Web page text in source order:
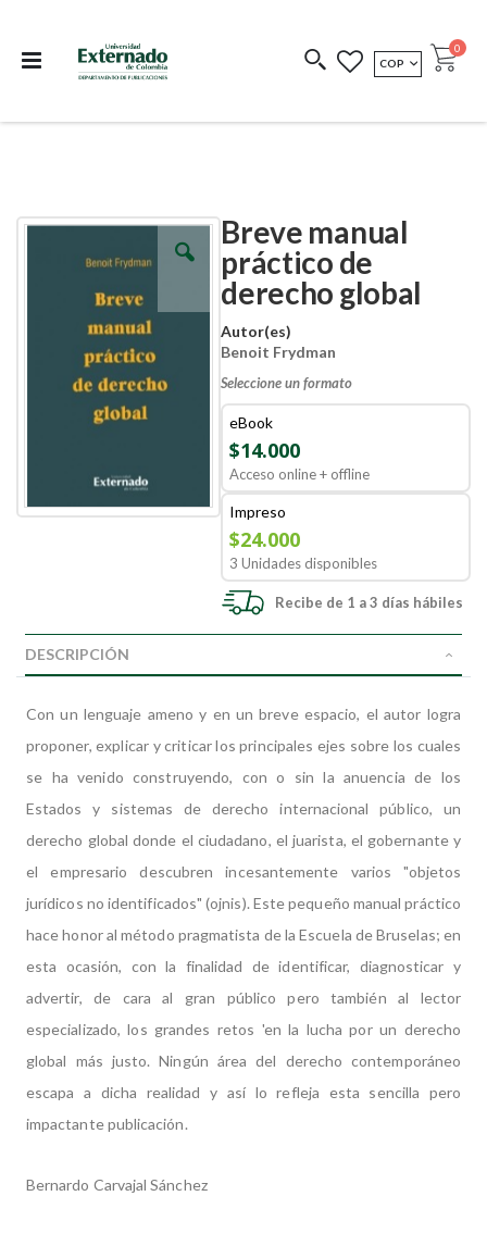
COEDICIONES REDIMIR CÓDIGO
MONEDA
COP Cart
0
Breve manual
práctico de
derecho global
Autor(es)
Benoit Frydman
Seleccione un formato
eBook
$14.000
Acceso online + offline
Impreso
$24.000
3 Unidades disponibles
Recibe de 1 a 3 días hábiles
Skip
Skip
DESCRIPCIÓN
Con un lenguaje ameno y en un breve espacio, el autor logra
proponer, explicar y criticar los principales ejes sobre los cuales
se ha venido construyendo, con o sin la anuencia de los
Estados y sistemas de derecho internacional público, un
derecho global donde el ciudadano, el juarista, el gobernante y
el empresario descubren incesantemente varios "objetos
jurídicos no identificados" (ojnis). Este pequeño manual práctico
hace honor al método pragmatista de la Escuela de Bruselas; en
esta ocasión, con la finalidad de identificar, diagnosticar y
advertir, de cara al gran público pero también al lector
especializado, los grandes retos 'en la lucha por un derecho
global más justo. Ningún área del derecho contemporáneo
escapa a dicha realidad y así lo refleja esta sencilla pero
impactante publicación.
Bernardo Carvajal Sánchez